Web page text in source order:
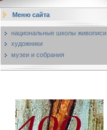
Меню сайта
национальные школы живописи
художники
музеи и собрания